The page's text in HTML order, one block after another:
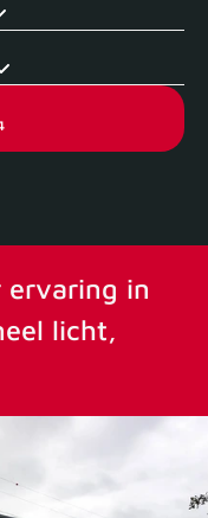
ervaring in
licht,